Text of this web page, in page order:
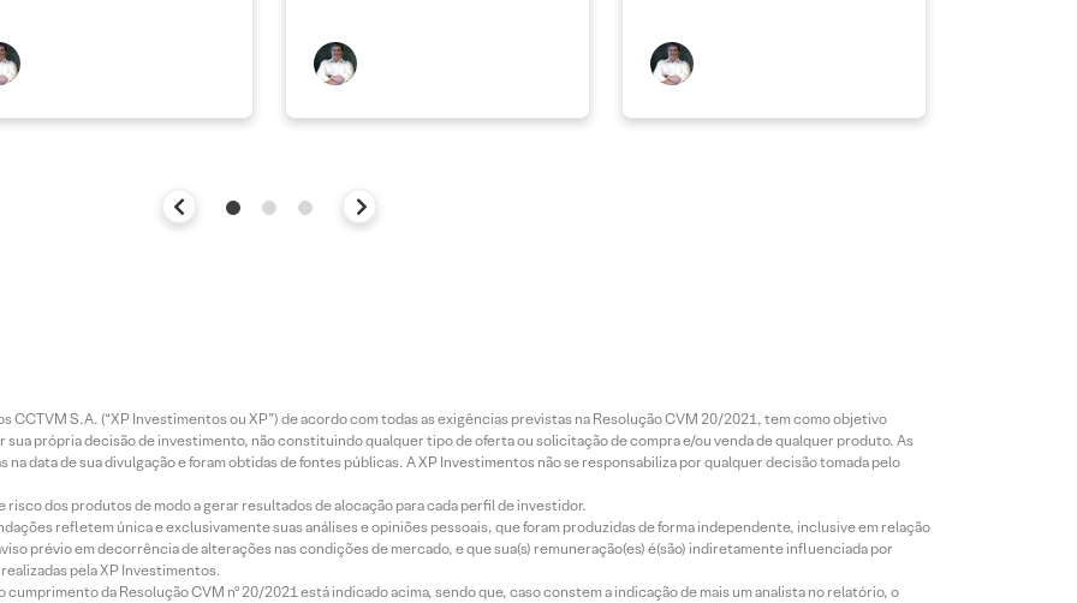
CCTVM S.A. (“XP Investimentos ou XP”) de acordo com todas as exigências previstas na Resolução CVM 20/2021, tem como objetivo
própria decisão de investimento, não constituindo qualquer tipo de oferta ou solicitação de compra e/ou venda de qualquer produto. As
data de sua divulgação e foram obtidas de fontes públicas. A XP Investimentos não se responsabiliza por qualquer decisão tomada pelo
dos produtos de modo a gerar resultados de alocação para cada perfil de investidor.
refletem única e exclusivamente suas análises e opiniões pessoais, que foram produzidas de forma independente, inclusive em relação
prévio em decorrência de alterações nas condições de mercado, e que sua(s) remuneração(es) é(são) indiretamente influenciada por
pela XP Investimentos.
da Resolução CVM nº 20/2021 está indicado acima, sendo que, caso constem a indicação de mais um analista no relatório, o